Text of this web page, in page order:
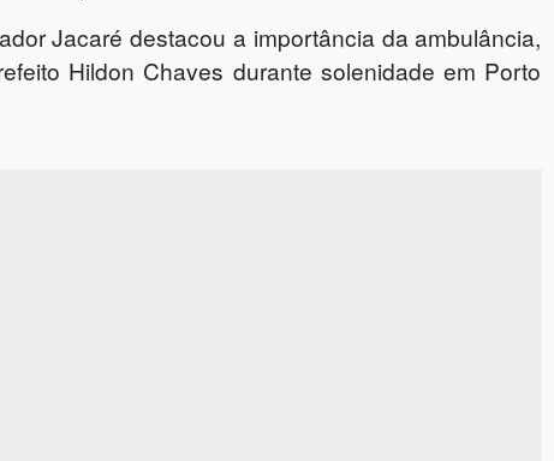
Jacaré destacou a importância da ambulância,
Hildon Chaves durante solenidade em Porto